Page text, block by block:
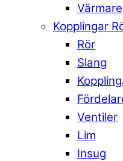
Kopplingar
Rör
Slang
Ventiler
Lim
Insug